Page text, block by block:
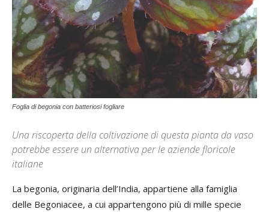
Foglia di begonia con batteriosi fogliare
Una riscoperta della coltivazione di questa pianta da vaso
potrebbe essere un alternativa per le aziende floricole
italiane
La begonia, originaria del­l’India, appartiene alla famiglia
delle Begoniacee, a cui appartengono più di mille specie